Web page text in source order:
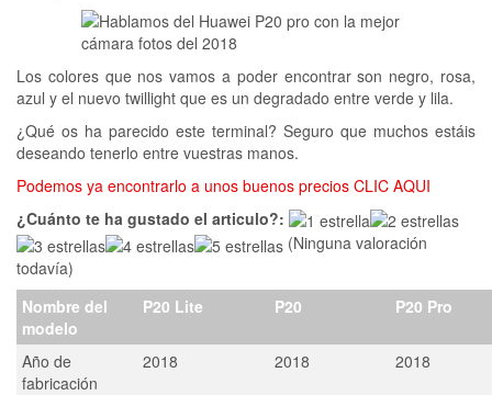
Los colores que nos vamos a poder encontrar son negro, rosa,
azul y el nuevo twillight que es un degradado entre verde y lila.
¿Qué os ha parecido este terminal? Seguro que muchos estáis
deseando tenerlo entre vuestras manos.
Podemos ya encontrarlo a unos buenos precios CLIC AQUI
¿Cuánto te ha gustado el articulo?:
(Ninguna valoración
todavía)
Nombre del
modelo
P20 Lite P20 P20 Pro
Año de
fabricación
2018 2018 2018